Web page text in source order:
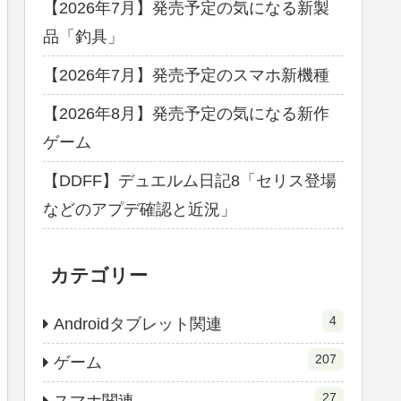
【2026年7月】発売予定の気になる新製
品「釣具」
【2026年7月】発売予定のスマホ新機種
【2026年8月】発売予定の気になる新作
ゲーム
【DDFF】デュエルム日記8「セリス登場
などのアプデ確認と近況」
カテゴリー
Androidタブレット関連 4
ゲーム 207
27